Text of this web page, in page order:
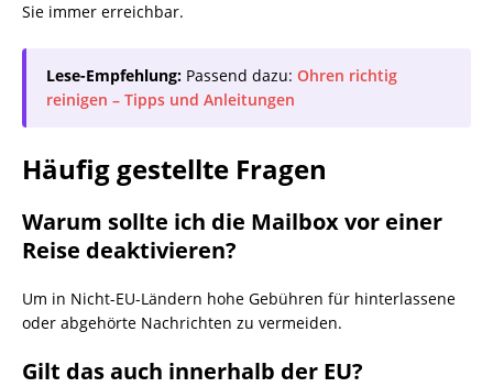
Sie immer erreichbar.
Lese-Empfehlung: Passend dazu: Ohren richtig
reinigen – Tipps und Anleitungen
Häufig gestellte Fragen
Warum sollte ich die Mailbox vor einer
Reise deaktivieren?
Um in Nicht-EU-Ländern hohe Gebühren für hinterlassene
oder abgehörte Nachrichten zu vermeiden.
Gilt das auch innerhalb der EU?